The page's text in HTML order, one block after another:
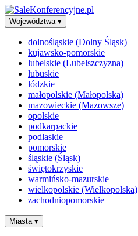
Województwa ▾
dolnośląskie (Dolny Śląsk)
kujawsko-pomorskie
lubelskie (Lubelszczyzna)
lubuskie
łódzkie
małopolskie (Małopolska)
mazowieckie (Mazowsze)
opolskie
podkarpackie
podlaskie
pomorskie
śląskie (Śląsk)
świętokrzyskie
warmińsko-mazurskie
wielkopolskie (Wielkopolska)
zachodniopomorskie
Miasta ▾